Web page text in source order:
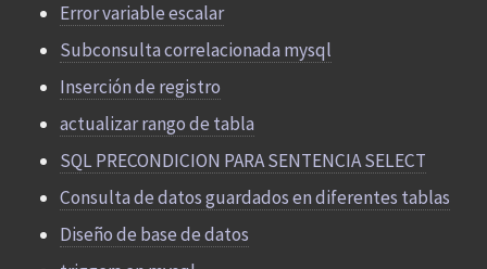
Error variable escalar
Subconsulta correlacionada mysql
Inserción de registro
actualizar rango de tabla
SQL PRECONDICION PARA SENTENCIA SELECT
Consulta de datos guardados en diferentes tablas
Diseño de base de datos